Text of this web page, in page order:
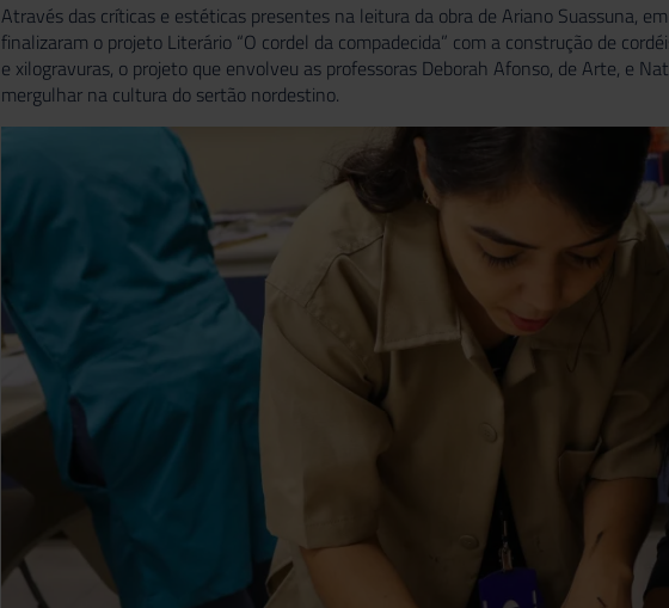
Através das críticas e estéticas presentes na leitura da obra de Ariano Suassuna,
finalizaram o projeto Literário “O cordel da compadecida” com a construção de
e xilogravuras, o projeto que envolveu as professoras Deborah Afonso, de Arte, e
mergulhar na cultura do sertão nordestino.